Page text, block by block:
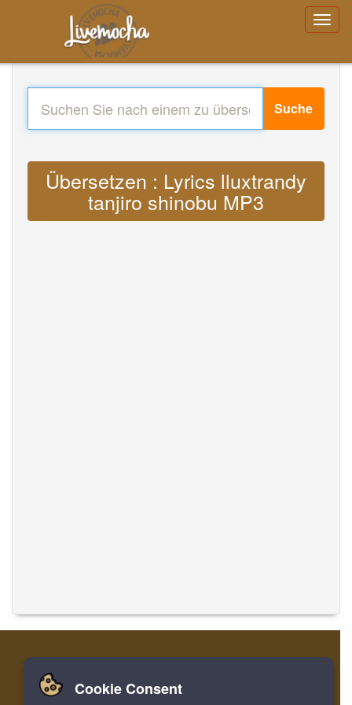
Suche
Übersetzen : Lyrics lluxtrandy
tanjiro shinobu MP3
Zuhause Einloggen
Cookie Consent